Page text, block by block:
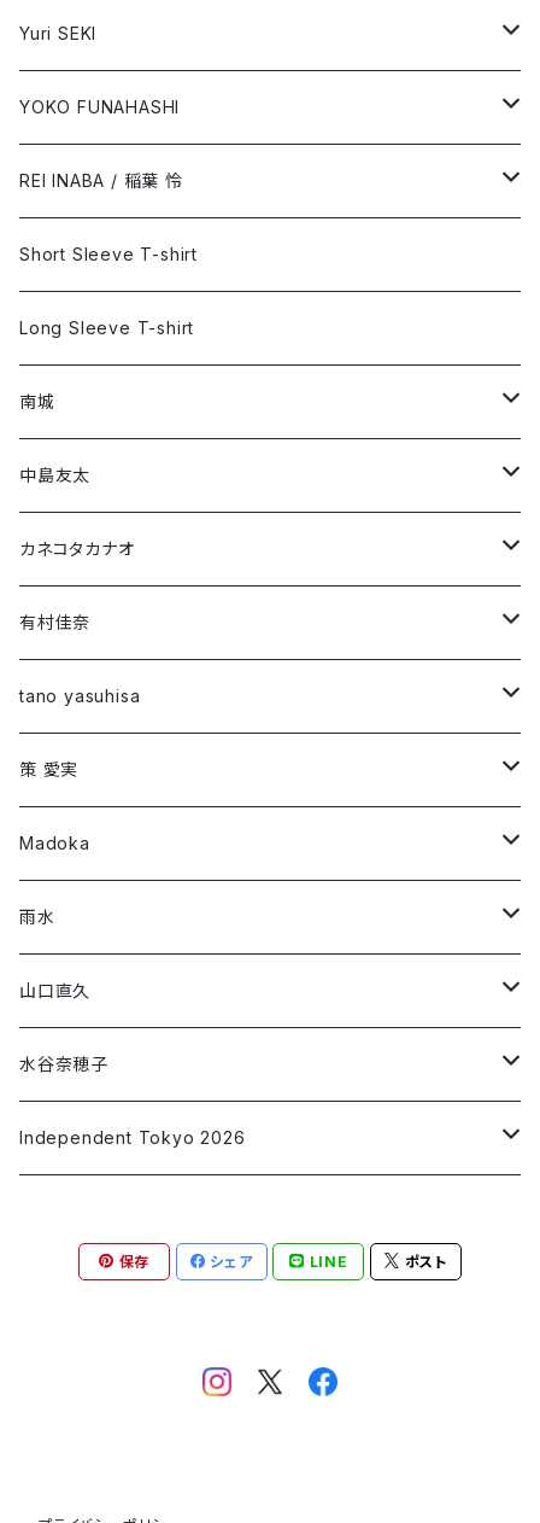
Long Sleeve T-shirt
Short Sleeve T-shirt
Long Sleeve T-shirt
「ブルーサイド」
「あなたの癒し」
Yuri SEKI
Short Sleeve T-shirt
Long Sleeve T-shirt
YOKO FUNAHASHI
Short Sleeve T-shirt
Long Sleeve T-shirt
REI INABA / 稲葉 怜
Short Sleeve T-shirt
Long Sleeve T-shirt
Short Sleeve T-shirt
Long Sleeve T-shirt
南城
Short Sleeve T-shirt
Long Sleeve T-shirt
中島友太
Short Sleeve T-shirt
Long Sleeve T-shirt
第1弾コラボ
「294307500」
「Montage 」
カネコタカナオ
Short Sleeve T-shirt
Long Sleeve T-shirt
第1弾コラボ
「ROW」
「DIG」
第2弾コラボ
「RIF」
「THREE/SEED」
第3弾コラボ
「RIF」
「SLIDER」
有村佳奈
Short Sleeve T-shirt
Long Sleeve T-shirt
第1弾コラボ
「Night face」
「午前0時に会いにいく」
第2弾コラボ
「#フラットランド」
「make up」
第3段コラボ
「移ろいゆくⅠ～Ⅵ」
「非常口」
tano yasuhisa
Short Sleeve T-shirt
Long Sleeve T-shirt
第1弾コラボ
「朱 syu」
「藍 ai」
策 愛実
Long Sleeve T-shirt
Short Sleeve T-shirt
第1弾コラボ
「Jewel」
「Alone time」
第2弾コラボ
「青の星2/波を集める」
Madoka
Long Sleeve T-shirt
Short Sleeve T-shirt
第1弾コラボ
「Chocolate」
「Dancing Colors」
第2弾コラボ
「Summer Vibes」
雨水
Short Sleeve T-shirt
Long Sleeve T-shirt
第1弾コラボ
山口直久
Short Sleeve T-shirt
Long Sleeve T-shirt
「なずきを解く 20250621」
水谷奈穂子
Short Sleeve T-shirt
第1弾コラボ
Independent Tokyo 2026
安部 正兼
保存 シェア LINE ポスト